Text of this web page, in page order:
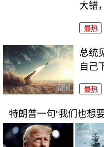
大错
最热
总统
自己
最热
特朗普一句“我们也想